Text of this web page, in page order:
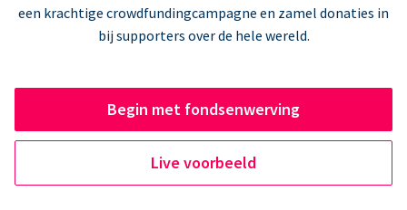
een krachtige crowdfundingcampagne en zamel donaties in
bij supporters over de hele wereld.
Begin met fondsenwerving
Live voorbeeld